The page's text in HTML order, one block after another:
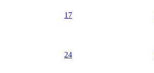
17
24